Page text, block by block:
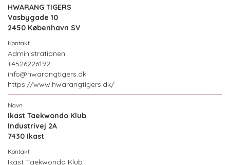
HWARANG TIGERS
Vasbygade 10
2450 København SV
Administrationen
+4526226192
info@hwarangtigers.dk
https://www.hwarangtigers.dk/
Ikast Taekwondo Klub
Industrivej 2A
7430 Ikast
Ikast Taekwondo Klub